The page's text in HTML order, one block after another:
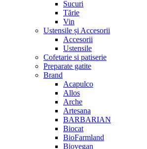
Sucuri
Tărie
Vin
Ustensile și Accesorii
Accesorii
Ustensile
Cofetarie si patiserie
Preparate gatite
Brand
Acapulco
Allos
Arche
Artesana
BARBARIAN
Biocat
BioFarmland
Biovegan